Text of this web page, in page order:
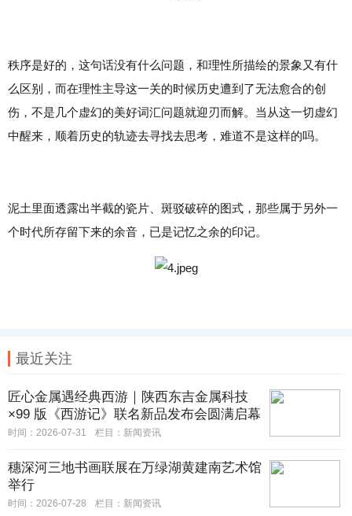
秩序是好的，这句话没有什么问题，和理性所描绘的景象又有什
么区别，而在理性主导这一关的时候历史遭到了无法愈合的创
伤，不是几个虚幻的美好词汇问题就迎刃而解。当从这一切虚幻
中醒来，顺着历史的轨迹去寻找去思考，难道不是这样的吗。
泥土里面透露出半截的瓷片、斑驳破碎的图式，那些属于另外一
个时代所存留下来的余音，已是记忆之余的印记。
最近关注
匠心金属遇经典西游｜陕西东吉金属科技
×99 版《西游记》联名新品发布会圆满启幕
时间：2026-07-31 栏目： 新闻资讯
穗深河三地书画联展在万绿湖黄建南艺术馆
举行
时间：2026-07-28 栏目： 新闻资讯